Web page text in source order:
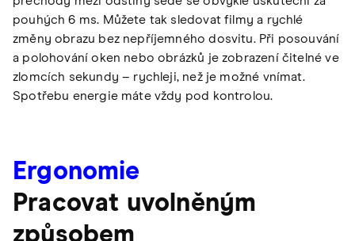
pouhých 6 ms. Můžete tak sledovat filmy a rychlé
změny obrazu bez nepříjemného dosvitu. Při posouvání
a polohování oken nebo obrázků je zobrazení čitelné ve
zlomcích sekundy – rychleji, než je možné vnímat.
Spotřebu energie máte vždy pod kontrolou.
Ergonomie
Pracovat uvolněným
způsobem